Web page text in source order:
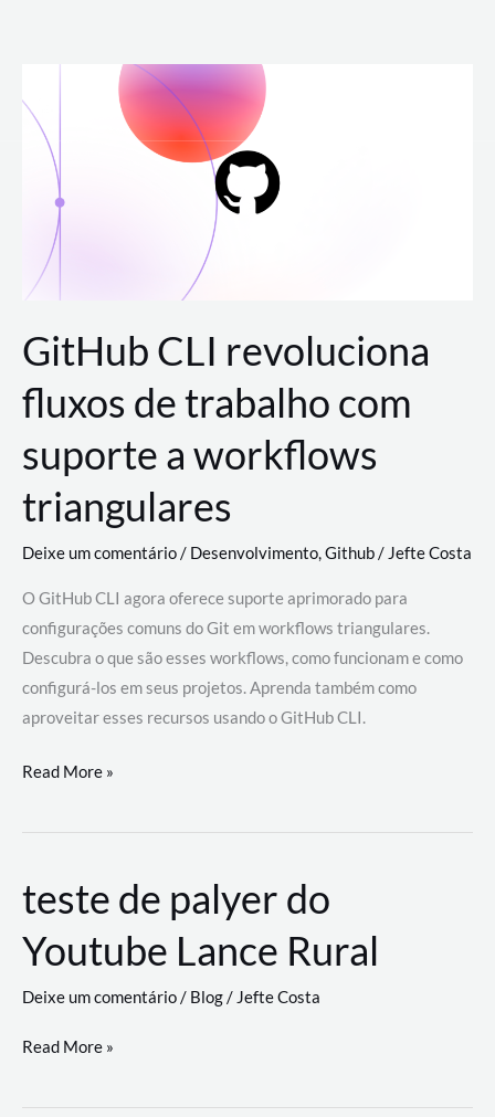
para
conteúdo
GitHub CLI revoluciona
fluxos de trabalho com
suporte a workflows
triangulares
Deixe um comentário/ Desenvolvimento,Github/ Jefte Costa
O GitHub CLI agora oferece suporte aprimorado para
configurações comuns do Git em workflows triangulares.
Descubra o que são esses workflows, como funcionam e como
configurá-los em seus projetos. Aprenda também como
aproveitar esses recursos usando o GitHub CLI.
GitHub
revoluciona
de
trabalho
com
a
workflows
Read More »
teste de palyer do
Youtube Lance Rural
Deixe um comentário/ Blog/ Jefte Costa
teste
palyer
Read More »